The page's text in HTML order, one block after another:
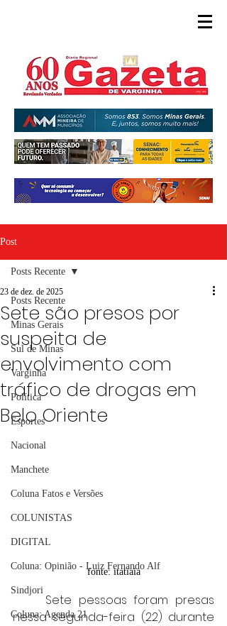
Post
Posts Recente
Minas Gerais
Sul de Minas
Varginha
Política
Esportes
Nacional
Manchete
Coluna Fatos e Versões
COLUNISTAS
DIGITAL
Coluna: Opinião - Luiz Fernando Alf
Sindjori
Coluna: Agenda 21
Posts Recente
Sete são presos por
suspeita de
envolvimento com
tráfico de drogas em
Belo Oriente
23 de dez. de 2025
fonte: itatiaia
	Sete pessoas foram presas
nessa segunda-feira (22) durante